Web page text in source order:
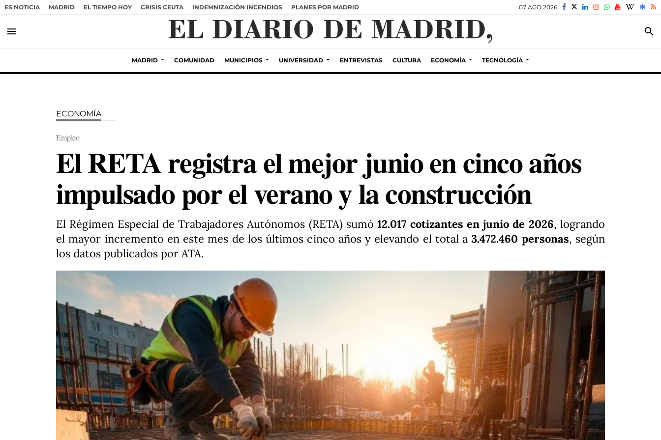
ES NOTICIA MADRID EL TIEMPO HOY CRISIS CEUTA INDEMNIZACIÓN INCENDIOS PLANES POR MADRID 07 AGO 2026
menu search
MADRID COMUNIDAD MUNICIPIOS UNIVERSIDAD ENTREVISTAS CULTURA ECONOMÍA TECNOLOGÍA
ECONOMÍA
Empleo
El RETA registra el mejor junio en cinco años
impulsado por el verano y la construcción
El Régimen Especial de Trabajadores Autónomos (RETA) sumó12.017 cotizantes en junio de 2026, logrando
el mayor incremento en este mes de los últimos cinco años y elevando el total a3.472.460 personas, según
los datos publicados por ATA.